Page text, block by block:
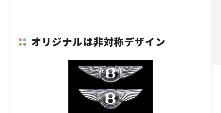
オリジナルは非対称デザイン